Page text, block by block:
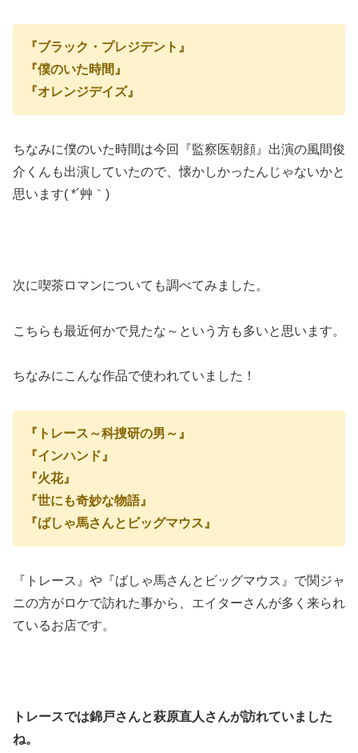
『ブラック・プレジデント』
『僕のいた時間』
『オレンジデイズ』
ちなみに僕のいた時間は今回『監察医朝顔』出演の風間俊
介くんも出演していたので、懐かしかったんじゃないかと
思います( *´艸｀)
次に喫茶ロマンについても調べてみました。
こちらも最近何かで見たな～という方も多いと思います。
ちなみにこんな作品で使われていました！
『トレース～科捜研の男～』
『インハンド』
『火花』
『世にも奇妙な物語』
『ばしゃ馬さんとビッグマウス』
『トレース』や『ばしゃ馬さんとビッグマウス』で関ジャ
ニの方がロケで訪れた事から、エイターさんが多く来られ
ているお店です。
トレースでは錦戸さんと萩原直人さんが訪れていました
ね。